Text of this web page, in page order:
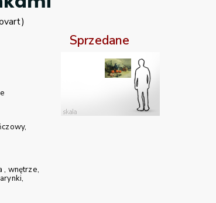
wnętrze
Sprzedane